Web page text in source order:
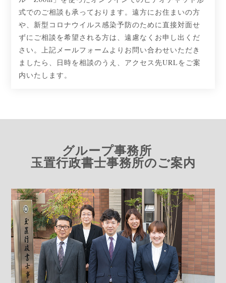
式でのご相談も承っております。遠方にお住まいの方
や、新型コロナウイルス感染予防のために直接対面せ
ずにご相談を希望される方は、遠慮なくお申し出くだ
さい。上記メールフォームよりお問い合わせいただき
ましたら、日時を相談のうえ、アクセス先URLをご案
内いたします。
グループ事務所
玉置行政書士事務所のご案内